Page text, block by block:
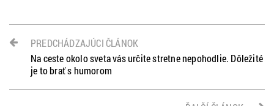
PREDCHÁDZAJÚCI ČLÁNOK
Na ceste okolo sveta vás určite stretne nepohodlie. Dôležité
je to brať s humorom